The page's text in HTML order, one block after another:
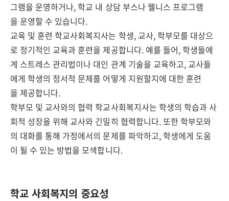
그램을 운영하거나, 학교 내 상담 부스나 웰니스 프로그램
을 운영할 수 있습니다.
교육 및 훈련 학교사회복지사는 학생, 교사, 학부모를 대상으
로 정기적인 교육과 훈련을 제공합니다. 예를 들어, 학생들에
게 스트레스 관리법이나 대인 관계 기술을 교육하고, 교사들
에게 학생의 정서적 문제를 어떻게 지원할지에 대한 훈련
을 제공합니다.
학부모 및 교사와의 협력 학교사회복지사는 학생의 학습과 사
회적 성장을 위해 교사와 긴밀히 협력합니다. 또한 학부모와
의 대화를 통해 가정에서의 문제를 파악하고, 학생에게 도움
이 될 수 있는 방법을 모색합니다.
학교 사회복지의 중요성